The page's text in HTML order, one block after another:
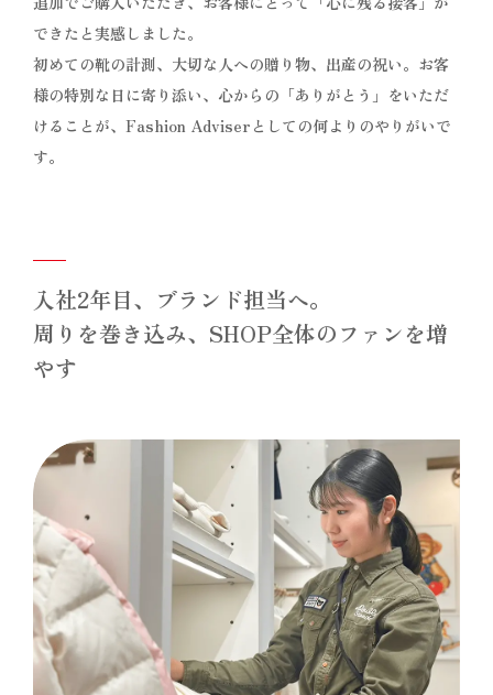
できたと実感しました。
初めての靴の計測、大切な人への贈り物、出産の祝い。お客
様の特別な日に寄り添い、心からの「ありがとう」をいただ
けることが、Fashion Adviserとしての何よりのやりがいで
す。
入社2年目、ブランド担当へ。
周りを巻き込み、SHOP全体のファンを増
やす